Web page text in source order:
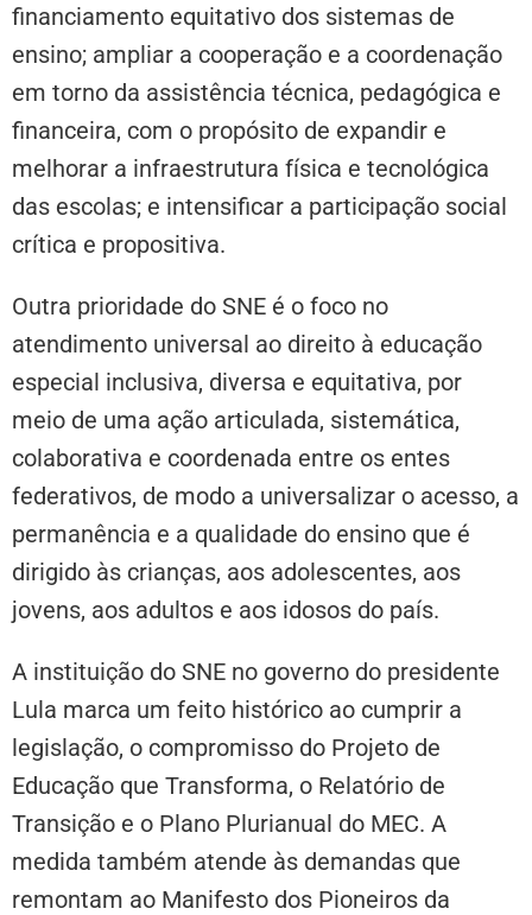
financiamento equitativo dos sistemas de
ensino; ampliar a cooperação e a coordenação
em torno da assistência técnica, pedagógica e
financeira, com o propósito de expandir e
melhorar a infraestrutura física e tecnológica
das escolas; e intensificar a participação social
crítica e propositiva.
Outra prioridade do SNE é o foco no
atendimento universal ao direito à educação
especial inclusiva, diversa e equitativa, por
meio de uma ação articulada, sistemática,
colaborativa e coordenada entre os entes
federativos, de modo a universalizar o acesso, a
permanência e a qualidade do ensino que é
dirigido às crianças, aos adolescentes, aos
jovens, aos adultos e aos idosos do país.
A instituição do SNE no governo do presidente
Lula marca um feito histórico ao cumprir a
legislação, o compromisso do Projeto de
Educação que Transforma, o Relatório de
Transição e o Plano Plurianual do MEC. A
medida também atende às demandas que
remontam ao Manifesto dos Pioneiros da